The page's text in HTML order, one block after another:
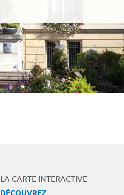
LA CARTE INTERACTIVE